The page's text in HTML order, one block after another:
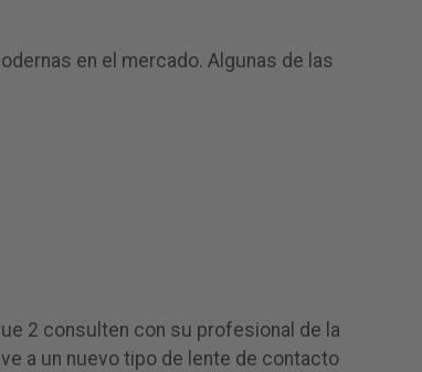
en el mercado. Algunas de las
2 consulten con su profesional de la
a un nuevo tipo de lente de contacto